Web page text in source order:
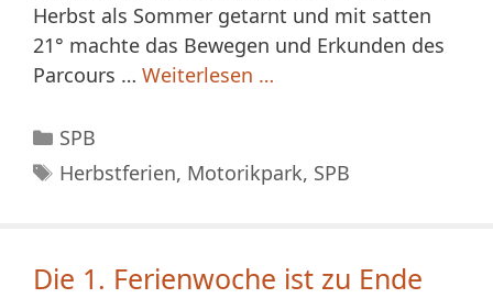
Herbst als Sommer getarnt und mit satten
21° machte das Bewegen und Erkunden des
Parcours … Weiterlesen …
Kategorien
SPB
Schlagwörter
Herbstferien, Motorikpark, SPB
Die 1. Ferienwoche ist zu Ende